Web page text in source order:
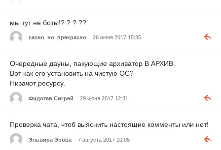
мы тут не боты!? ? ? ??
сасно_но_прекрасно 26 июня 2017 15:35
Очередные дауны, пакующие архиватор В АРХИВ.
Вот как его установить на чистую ОС?
Низачот ресурсу.
Фидотав Сигрей 29 июня 2017 12:31
Проверка чата, чтоб выяснить настоящие комменты или нет!
Эльвира Эпова 7 августа 2017 10:05